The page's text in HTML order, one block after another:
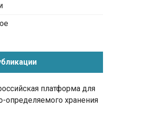
платформа для
определяемого хранения